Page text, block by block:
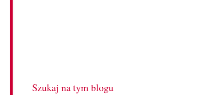
Szukaj na tym blogu